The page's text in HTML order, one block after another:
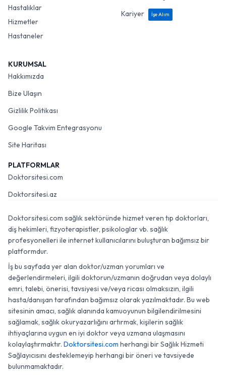
Hastalıklar
Hizmetler
Hastaneler
Kariyer
İşe Alım
KURUMSAL
Hakkımızda
Bize Ulaşın
Gizlilik Politikası
Google Takvim Entegrasyonu
Site Haritası
PLATFORMLAR
Doktorsitesi.com
Doktorsitesi.az
Doktorsitesi.com sağlık sektöründe hizmet veren tıp doktorları,
diş hekimleri, fizyoterapistler, psikologlar vb. sağlık
profesyonelleri ile internet kullanıcılarını buluşturan bağımsız bir
platformdur.
İş bu sayfada yer alan doktor/uzman yorumları ve
değerlendirmeleri, ilgili doktorun/uzmanın doğrudan veya dolaylı
emri, talebi, önerisi, tavsiyesi ve/veya ricası olmaksızın, ilgili
hasta/danışan tarafından bağımsız olarak yazılmaktadır. Bu web
sitesinin amacı, sağlık alanında kamuoyunun bilgilendirilmesini
sağlamak, sağlık okuryazarlığını artırmak, kişilerin sağlık
ihtiyaçlarına uygun en iyi doktor veya uzmana ulaşmasını
kolaylaştırmaktır. Doktorsitesi.com herhangi bir Sağlık Hizmeti
Sağlayıcısını desteklemeyip herhangi bir öneri ve tavsiyede
bulunmamaktadır.